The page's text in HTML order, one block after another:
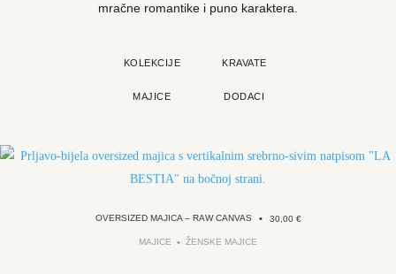
mračne romantike i puno karaktera.
KOLEKCIJE KRAVATE
MAJICE DODACI
OVERSIZED MAJICA – RAW CANVAS • 30,00 €
MAJICE ŽENSKE MAJICE